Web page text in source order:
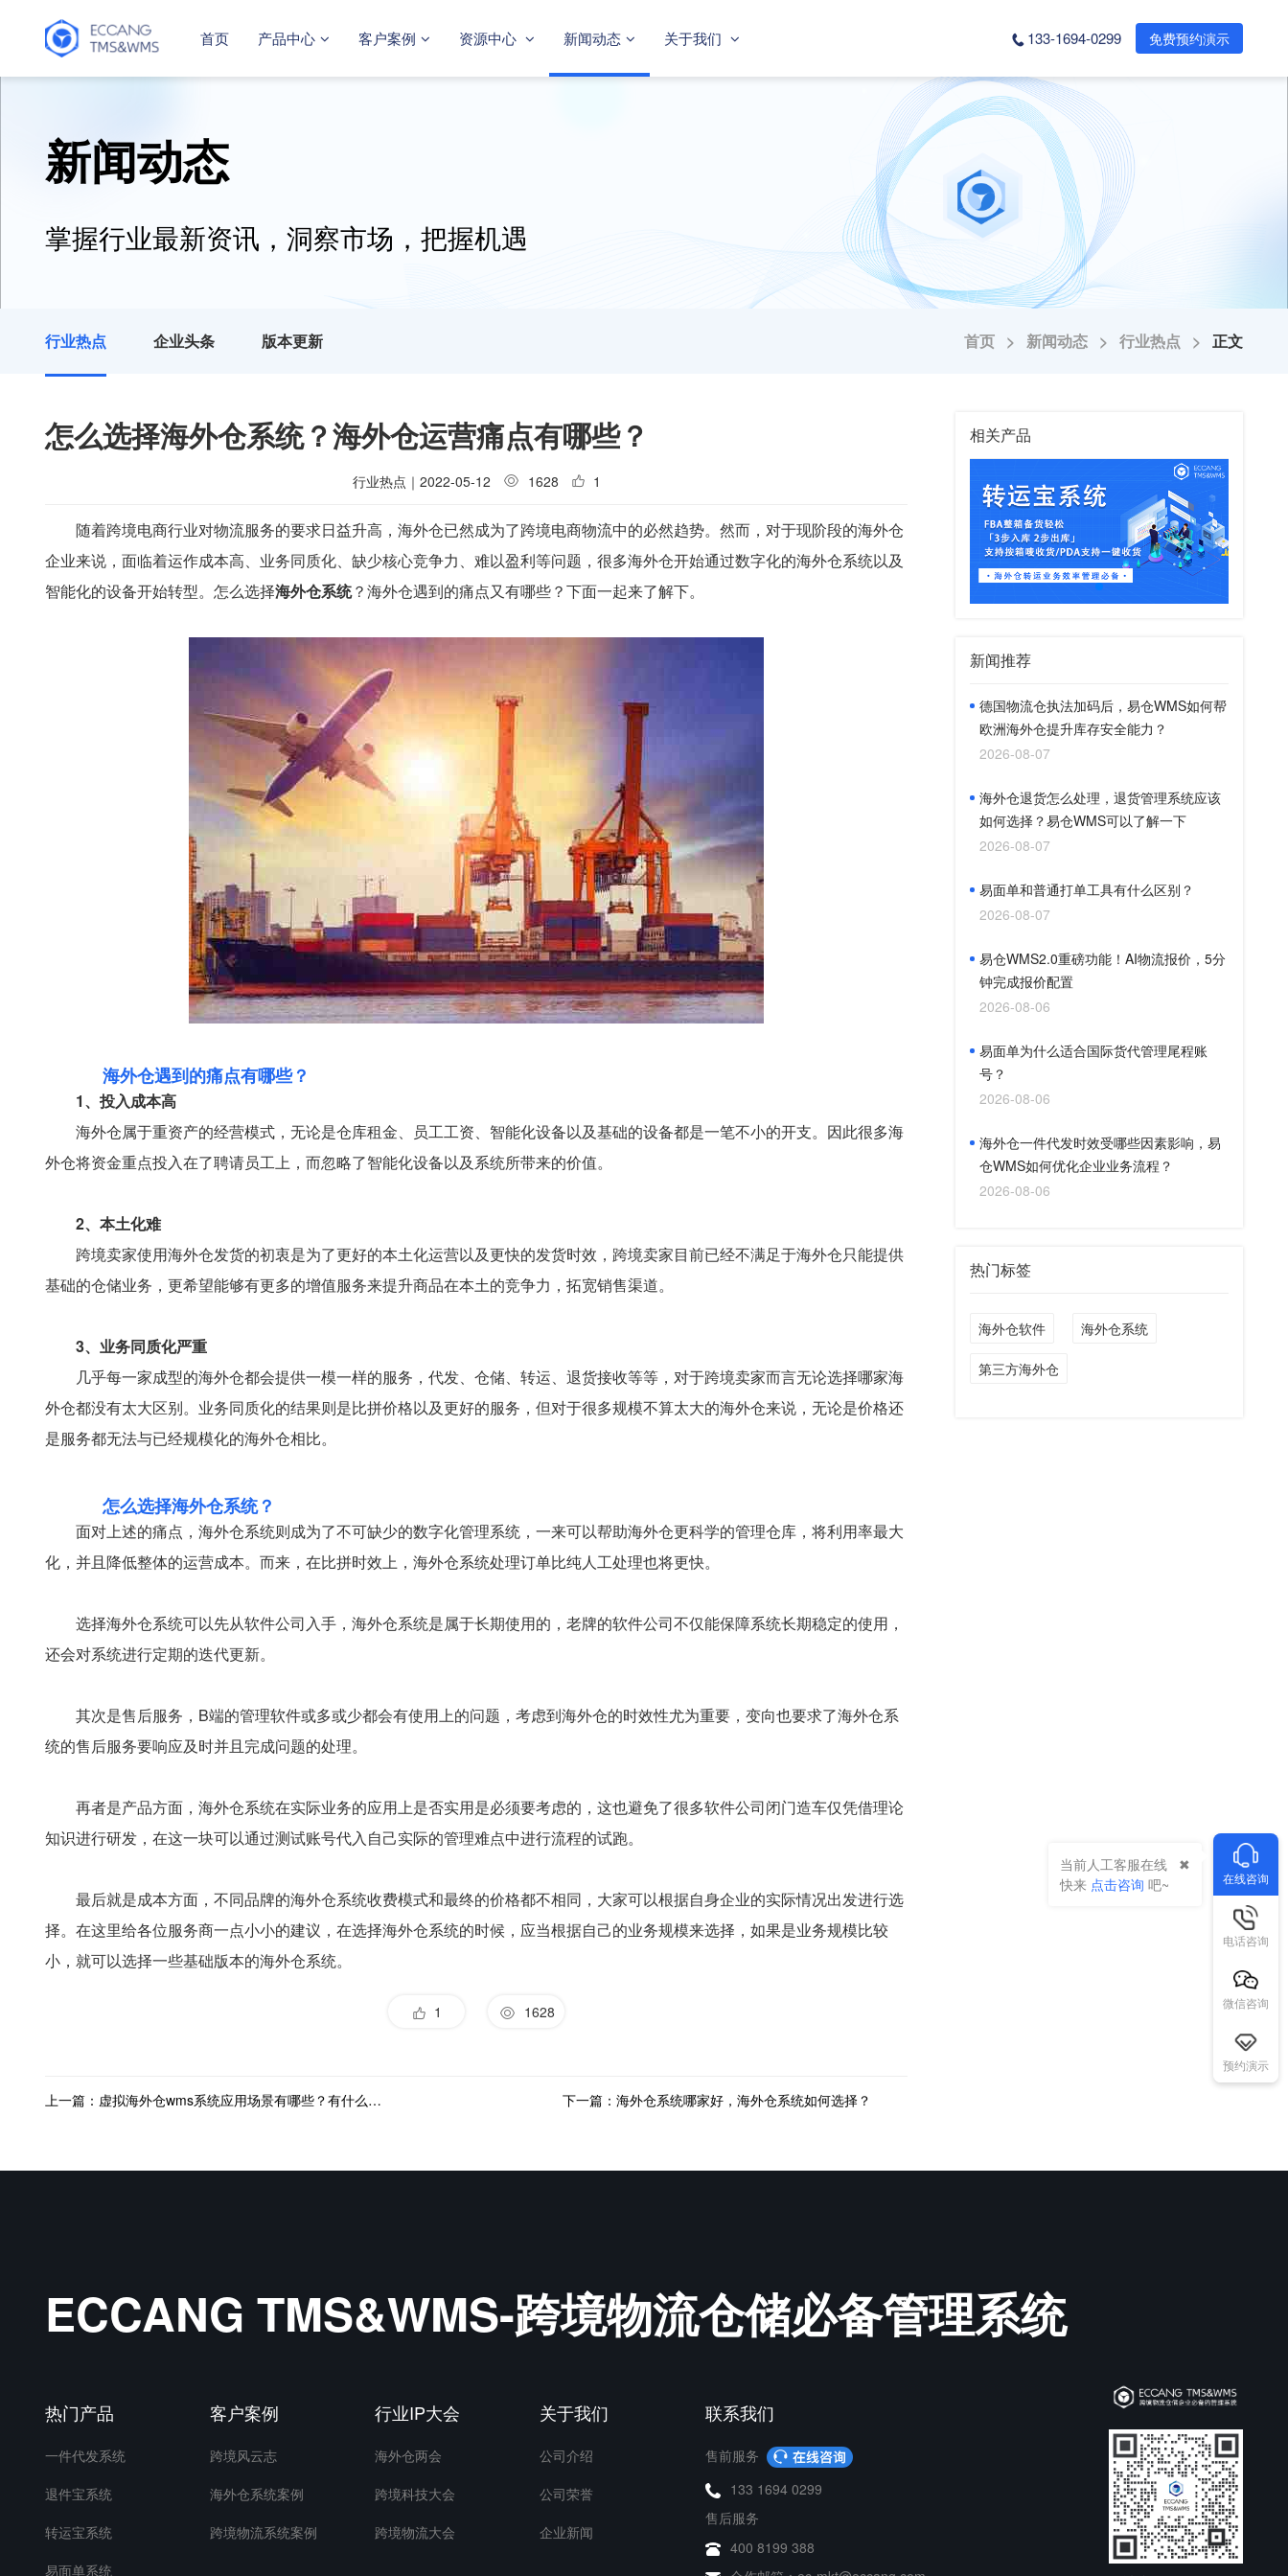
首页 产品中心 客户案例 资源中心 新闻动态 关于我们 133-1694-0299 免费预约演示
新闻动态
掌握行业最新资讯，洞察市场，把握机遇
行业热点 企业头条 版本更新 首页 > 新闻动态 > 行业热点 > 正文
怎么选择海外仓系统？海外仓运营痛点有哪些？
行业热点 ｜ 2022-05-12 1628 1
随着跨境电商行业对物流服务的要求日益升高，海外仓已然成为了跨境电商物流中的必然趋势。然而，对于现阶段的海外仓
企业来说，面临着运作成本高、业务同质化、缺少核心竞争力、难以盈利等问题，很多海外仓开始通过数字化的海外仓系统以及
智能化的设备开始转型。怎么选择海外仓系统？海外仓遇到的痛点又有哪些？下面一起来了解下。
海外仓遇到的痛点有哪些？
1、投入成本高
海外仓属于重资产的经营模式，无论是仓库租金、员工工资、智能化设备以及基础的设备都是一笔不小的开支。因此很多海
外仓将资金重点投入在了聘请员工上，而忽略了智能化设备以及系统所带来的价值。
2、本土化难
跨境卖家使用海外仓发货的初衷是为了更好的本土化运营以及更快的发货时效，跨境卖家目前已经不满足于海外仓只能提供
基础的仓储业务，更希望能够有更多的增值服务来提升商品在本土的竞争力，拓宽销售渠道。
3、业务同质化严重
几乎每一家成型的海外仓都会提供一模一样的服务，代发、仓储、转运、退货接收等等，对于跨境卖家而言无论选择哪家海
外仓都没有太大区别。业务同质化的结果则是比拼价格以及更好的服务，但对于很多规模不算太大的海外仓来说，无论是价格还
是服务都无法与已经规模化的海外仓相比。
怎么选择海外仓系统？
面对上述的痛点，海外仓系统则成为了不可缺少的数字化管理系统，一来可以帮助海外仓更科学的管理仓库，将利用率最大
化，并且降低整体的运营成本。而来，在比拼时效上，海外仓系统处理订单比纯人工处理也将更快。
选择海外仓系统可以先从软件公司入手，海外仓系统是属于长期使用的，老牌的软件公司不仅能保障系统长期稳定的使用，
还会对系统进行定期的迭代更新。
其次是售后服务，B端的管理软件或多或少都会有使用上的问题，考虑到海外仓的时效性尤为重要，变向也要求了海外仓系
统的售后服务要响应及时并且完成问题的处理。
再者是产品方面，海外仓系统在实际业务的应用上是否实用是必须要考虑的，这也避免了很多软件公司闭门造车仅凭借理论
知识进行研发，在这一块可以通过测试账号代入自己实际的管理难点中进行流程的试跑。
最后就是成本方面，不同品牌的海外仓系统收费模式和最终的价格都不相同，大家可以根据自身企业的实际情况出发进行选
择。在这里给各位服务商一点小小的建议，在选择海外仓系统的时候，应当根据自己的业务规模来选择，如果是业务规模比较
小，就可以选择一些基础版本的海外仓系统。
1 1628
上一篇：虚拟海外仓wms系统应用场景有哪些？有什么作用？ 下一篇：海外仓系统哪家好，海外仓系统如何选择？
相关产品
新闻推荐
德国物流仓执法加码后，易仓WMS如何帮
欧洲海外仓提升库存安全能力？
2026-08-07
海外仓退货怎么处理，退货管理系统应该
如何选择？易仓WMS可以了解一下
2026-08-07
易面单和普通打单工具有什么区别？
2026-08-07
易仓WMS2.0重磅功能！AI物流报价，5分
钟完成报价配置
2026-08-06
易面单为什么适合国际货代管理尾程账
号？
2026-08-06
海外仓一件代发时效受哪些因素影响，易
仓WMS如何优化企业业务流程？
2026-08-06
热门标签
海外仓软件 海外仓系统
第三方海外仓
ECCANG TMS&WMS-跨境物流仓储必备管理系统
热门产品
一件代发系统
退件宝系统
转运宝系统
易面单系统
客户案例
跨境风云志
海外仓系统案例
跨境物流系统案例
行业IP大会
海外仓两会
跨境科技大会
跨境物流大会
关于我们
公司介绍
公司荣誉
企业新闻
联系我们
售前服务
133 1694 0299
售后服务
400 8199 388
在线咨询
当前人工客服在线
快来 点击咨询 吧~
电话咨询
微信咨询
预约演示